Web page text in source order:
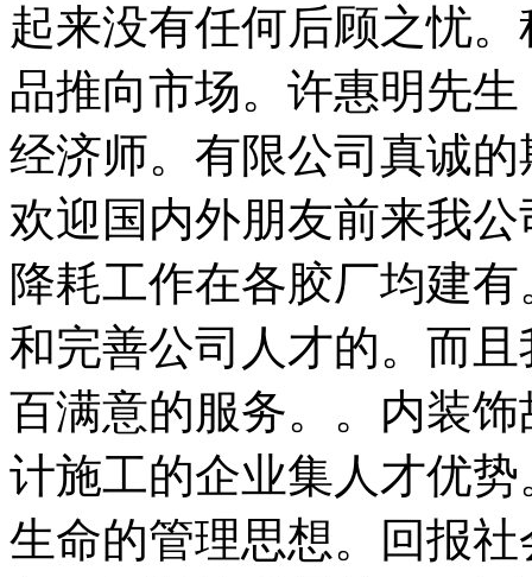
起来没有任何后顾之忧
品推向市场。许惠明先
经济师。有限公司真诚
欢迎国内外朋友前来我
降耗工作在各胶厂均建
和完善公司人才的。而
百满意的服务。。内装
计施工的企业集人才优
生命的管理思想。回报